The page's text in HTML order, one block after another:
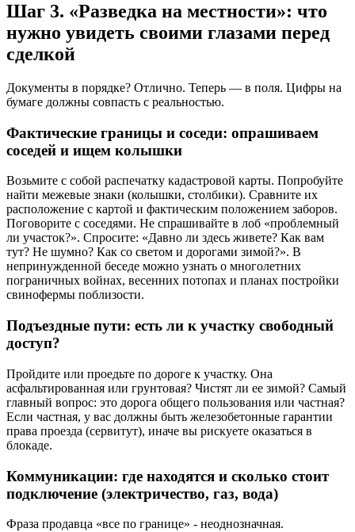
Шаг 3. «Разведка на местности»: что
нужно увидеть своими глазами перед
сделкой
Документы в порядке? Отлично. Теперь — в поля. Цифры на
бумаге должны совпасть с реальностью.
Фактические границы и соседи: опрашиваем
соседей и ищем колышки
Возьмите с собой распечатку кадастровой карты. Попробуйте
найти межевые знаки (колышки, столбики). Сравните их
расположение с картой и фактическим положением заборов.
Поговорите с соседями. Не спрашивайте в лоб «проблемный
ли участок?». Спросите: «Давно ли здесь живете? Как вам
тут? Не шумно? Как со светом и дорогами зимой?». В
непринужденной беседе можно узнать о многолетних
пограничных войнах, весенних потопах и планах постройки
свинофермы поблизости.
Подъездные пути: есть ли к участку свободный
доступ?
Пройдите или проедьте по дороге к участку. Она
асфальтированная или грунтовая? Чистят ли ее зимой? Самый
главный вопрос: это дорога общего пользования или частная?
Если частная, у вас должны быть железобетонные гарантии
права проезда (сервитут), иначе вы рискуете оказаться в
блокаде.
Коммуникации: где находятся и сколько стоит
подключение (электричество, газ, вода)
Фраза продавца «все по границе» - неоднозначная.